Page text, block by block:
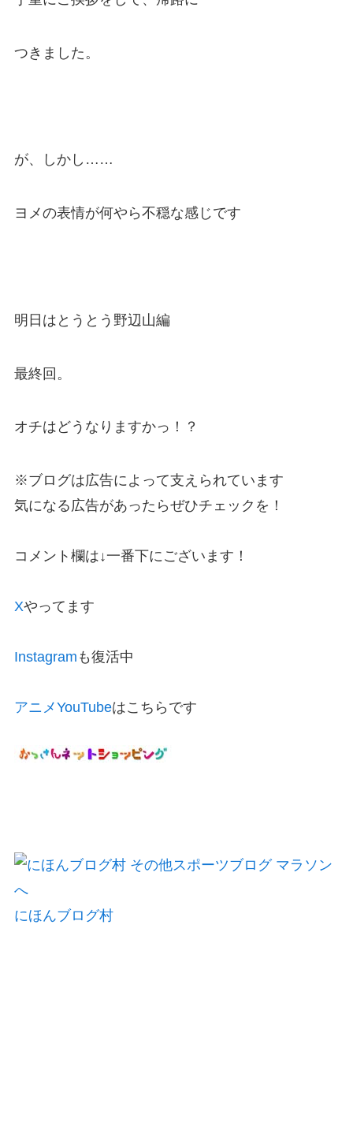
つきました。
が、しかし……
ヨメの表情が何やら不穏な感じです
明日はとうとう野辺山編
最終回。
オチはどうなりますかっ！？
※ブログは広告によって支えられています
気になる広告があったらぜひチェックを！
コメント欄は↓一番下にございます！
Xやってます
Instagram も復活中
アニメYouTubeはこちらです
にほんブログ村